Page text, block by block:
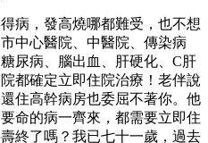
病，發高燒哪都難受，也不想
中心醫院、中醫院、傳染病
尿病、腦出血、肝硬化、C肝
都確定立即住院治療！老伴說
住高幹病房也委屈不著你。他
命的病一齊來，都需要立即住
終了嗎？我已七十一歲，過去